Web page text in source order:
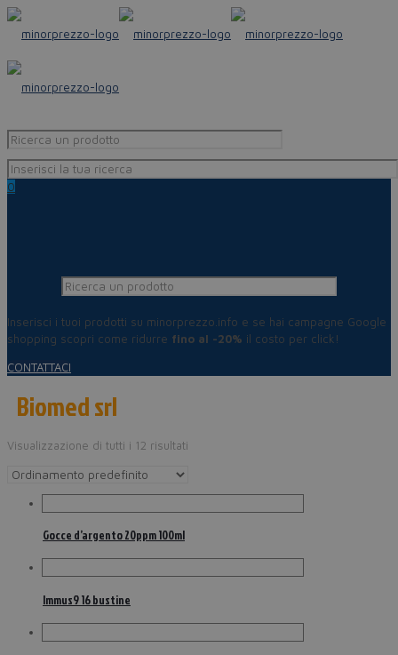
0
Inserisci i tuoi prodotti su minorprezzo.info e se hai campagne Google
shopping scopri come ridurre fino al -20% il costo per click!
CONTATTACI
Biomed srl
Visualizzazione di tutti i 12 risultati
Gocce d’argento 20ppm 100ml
Immus9 16 bustine